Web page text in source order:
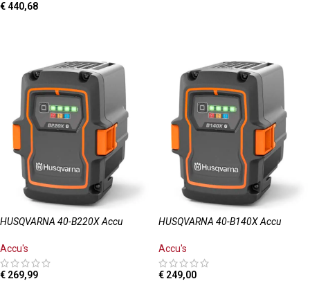
€ 440,68
HUSQVARNA 40-B220X Accu
Accu's
€ 269,99
HUSQVARNA 40-B140X Accu
Accu's
€ 249,00